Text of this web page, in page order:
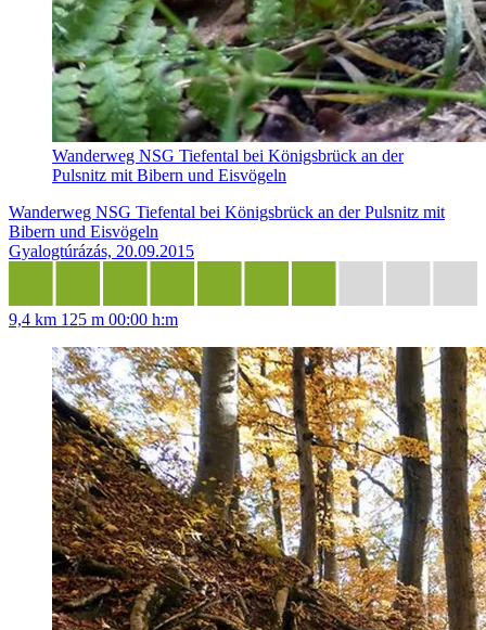
Wanderweg NSG Tiefental bei Königsbrück an der
Pulsnitz mit Bibern und Eisvögeln
Wanderweg NSG Tiefental bei Königsbrück an der Pulsnitz mit
Bibern und Eisvögeln
Gyalogtúrázás, 20.09.2015
9,4 km 125 m 00:00 h:m